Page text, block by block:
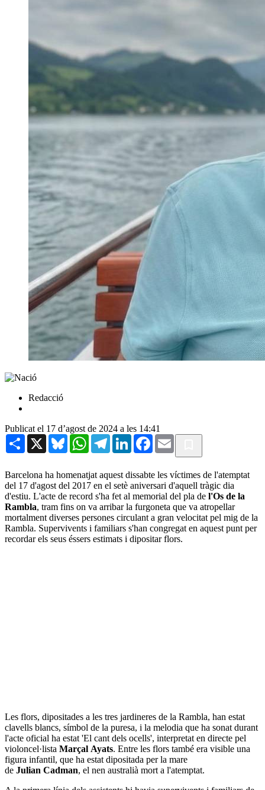
Redacció
Publicat el 17 d’agost de 2024 a les 14:41
Share X BlueskyWhatsAppTelegramLinkedInFacebook
Email
Barcelona ha homenatjat aquest dissabte les víctimes de l'atemptat
del 17 d'agost del 2017 en el setè aniversari d'aquell tràgic dia
d'estiu. L'acte de record s'ha fet al memorial del pla de l'Os de la
Rambla, tram fins on va arribar la furgoneta que va atropellar
mortalment diverses persones circulant a gran velocitat pel mig de la
Rambla. Supervivents i familiars s'han congregat en aquest punt per
recordar els seus éssers estimats i dipositar flors.
Les flors, dipositades a les tres jardineres de la Rambla, han estat
clavells blancs, símbol de la puresa, i la melodia que ha sonat durant
l'acte oficial ha estat 'El cant dels ocells', interpretat en directe pel
violoncel·lista Marçal Ayats. Entre les flors també era visible una
figura infantil, que ha estat dipositada per la mare
de Julian Cadman, el nen australià mort a l'atemptat.